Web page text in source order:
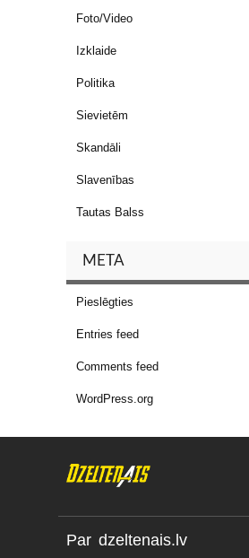
Foto/Video
Izklaide
Politika
Sievietēm
Skandāli
Slavenības
Tautas Balss
META
Pieslēgties
Entries feed
Comments feed
WordPress.org
Par dzeltenais.lv